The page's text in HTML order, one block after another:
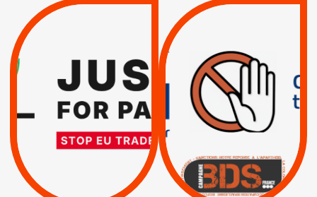
VIOLATIONS DES
SUSPENSION
TOTALE DE
L’ACCORD
D’ASSOCIATION UE-
ISRAËL
| Pétitions
RESPECT DU DROIT
INTERNATIONAL ?
TRUMP, MACRON :
MÊME COMBAT
| Actus |
| Boycott militaire |
Lettres d'interpellation